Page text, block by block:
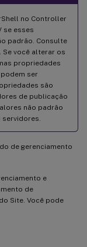
no Controller
se esses
padrão. Consulte
Se você alterar os
propriedades
ser
são
de publicação
não padrão
de gerenciamento
e
de
Site. Você pode